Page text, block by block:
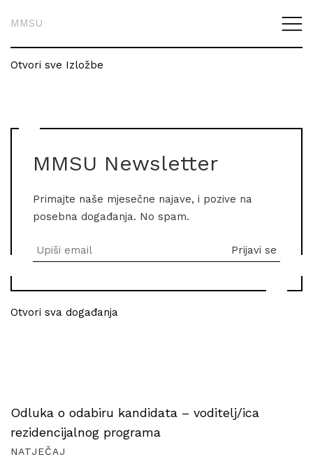
MMSU
Otvori sve Izložbe
MMSU Newsletter
Primajte naše mjesečne najave, i pozive na
posebna događanja. No spam.
Otvori sva događanja
Odluka o odabiru kandidata – voditelj/ica
rezidencijalnog programa
NATJEČAJ